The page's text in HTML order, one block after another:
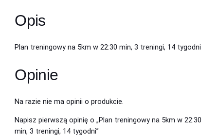
l
e
i
g
o
Opis
Plan treningowy na 5km w 22:30 min, 3 treningi, 14 tygodni
Opinie
Na razie nie ma opinii o produkcie.
Napisz pierwszą opinię o „Plan treningowy na 5km w 22:30
min, 3 treningi, 14 tygodni”